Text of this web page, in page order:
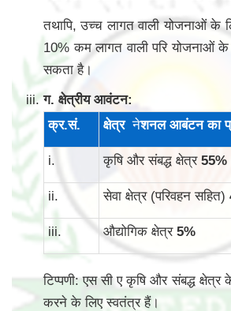
तथापि, उच्च लागत वाली योजनाओं के
10% कम लागत वाली परि योजनाओं के
सकता है।
ग. क्षेत्रीय आवंटन:
क्र.सं. क्षेत्रनेशनल आबंटन का
i. कृषि और संबद्ध क्षेत्र 55%
ii. सेवा क्षेत्र (परिवहन सहित)
iii. औद्योगिक क्षेत्र 5%
टिप्पणी: एस सी ए कृषि और संबद्ध
करने के लिए स्वतंत्र हैं।